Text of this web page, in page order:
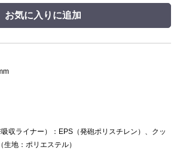
お気に入りに追加
収ライナー）：EPS（発砲ポリスチレン）、クッ
地：ポリエステル）